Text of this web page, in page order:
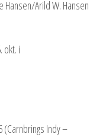
Hansen/Arild W. Hansen
okt. i
(Carnbrings Indy –